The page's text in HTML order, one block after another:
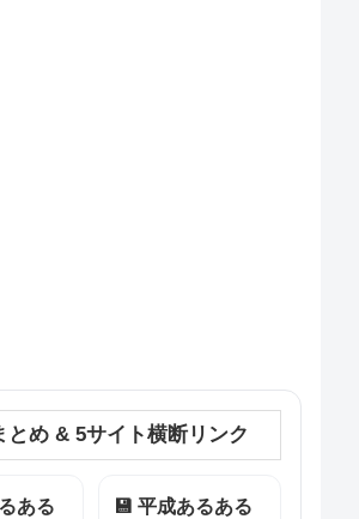
とめ & 5サイト横断リンク
ある 💾 平成あるある